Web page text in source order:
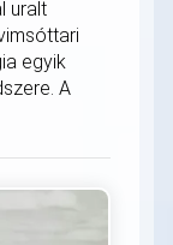
uralt
egyik
A